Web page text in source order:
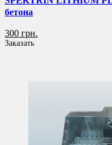
бетона
300 грн.
Заказать